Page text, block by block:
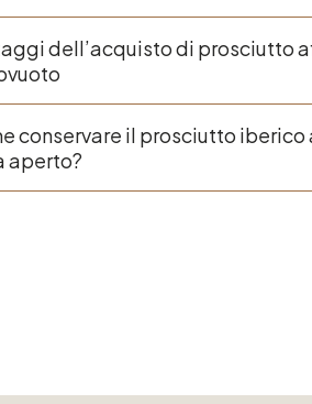
dell’acquisto di prosciutto
conservare il prosciutto
aperto?